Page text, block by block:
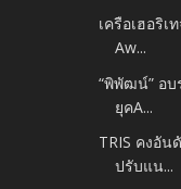
เครือเฮอริเ
Aw...
“พิพัฒน์” อบ
ยุคA...
TRIS คงอัน
ปรับแน...